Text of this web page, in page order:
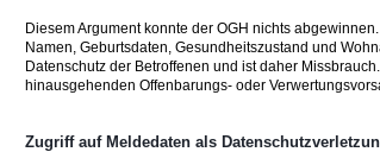
Diesem Argument konnte der OGH nichts
Namen, Geburtsdaten, Gesundheitszustand und
Datenschutz der Betroffenen und ist daher
hinausgehenden Offenbarungs- oder
Zugriff auf Meldedaten als